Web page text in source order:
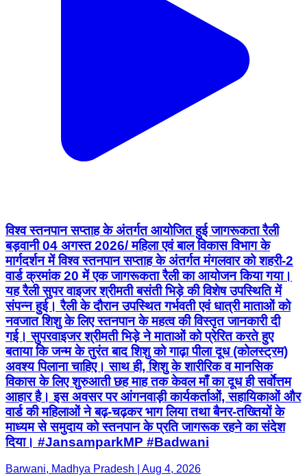
विश्व स्तनपान सप्ताह के अंतर्गत आयोजित हुई जागरूकता रैली
बड़वानी 04 अगस्त 2026/ महिला एवं बाल विकास विभाग के
मार्गदर्शन में विश्व स्तनपान सप्ताह के अंतर्गत मंगलवार को शहरी-2
वार्ड क्रमांक 20 में एक जागरूकता रैली का आयोजन किया गया।
यह रैली सुपर वाइजर श्रीमती बसंती भिड़े की विशेष उपस्थिति में
संपन्न हुई। रैली के दौरान उपस्थित गर्भवती एवं धात्री माताओं को
नवजात शिशु के लिए स्तनपान के महत्व की विस्तृत जानकारी दी
गई। सुपरवाइजर श्रीमती भिड़े ने माताओं को प्रेरित करते हुए
बताया कि जन्म के तुरंत बाद शिशु को गाढ़ा पीला दूध (कोलस्ट्रम)
अवश्य पिलाना चाहिए। साथ ही, शिशु के शारीरिक व मानसिक
विकास के लिए शुरुआती छह माह तक केवल माँ का दूध ही सर्वाेत्तम
आहार है। इस अवसर पर आंगनवाड़ी कार्यकर्ताओं, सहायिकाओं और
वार्ड की महिलाओं ने बढ़-चढ़कर भाग लिया तथा बैनर-तख्तियों के
माध्यम से समुदाय को स्तनपान के प्रति जागरूक रहने का संदेश
दिया। #JansamparkMP #Badwani
Barwani, Madhya Pradesh | Aug 4, 2026